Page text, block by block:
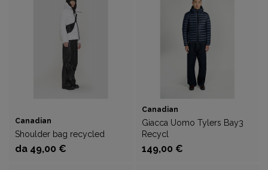
Canadian
Shoulder bag recycled
da 49,00 €
Canadian
Giacca Uomo Tylers Bay3
Recycl
149,00 €